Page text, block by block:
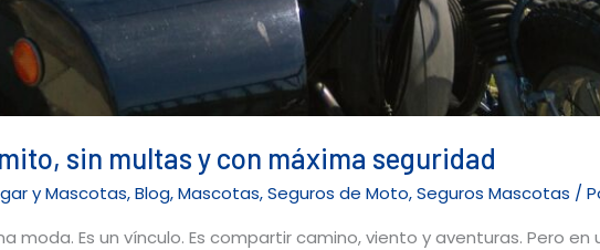
sin multas y con máxima seguridad
y Mascotas,Blog,Mascotas,Seguros de Moto,Seguros Mascotas /
moda. Es un vínculo. Es compartir camino, viento y aventuras. Pero en